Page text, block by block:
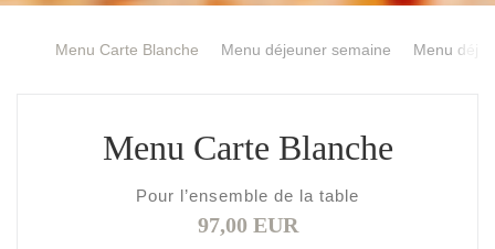
Menu Carte Blanche Menu déjeuner semaine Menu
Menu Carte Blanche
Pour l’ensemble de la table
97,00 EUR